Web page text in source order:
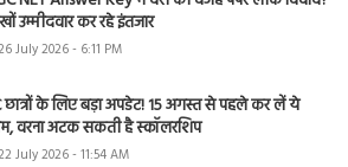
उम्मीदवार कर रहे इंतजार
July 2026 - 6:11 PM
छात्रों के लिए बड़ा अपडेट! 15 अगस्त से पहले कर लें ये
वरना अटक सकती है स्कॉलरशिप
July 2026 - 11:54 AM